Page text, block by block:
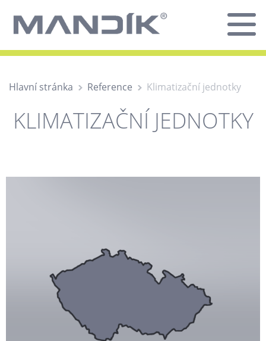
Hlavní stránka Reference Klimatizační jednotky
KLIMATIZAČNÍ JEDNOTKY